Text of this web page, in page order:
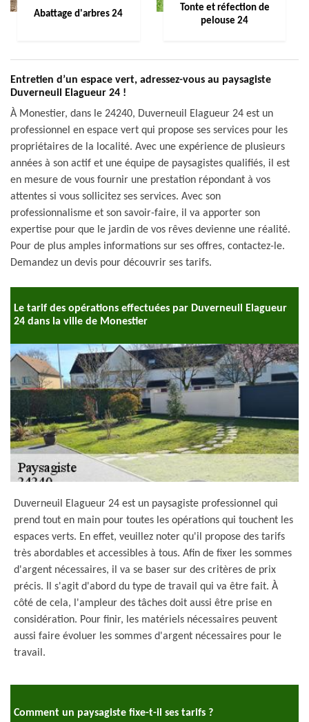
Abattage d'arbres 24
Tonte et réfection de
pelouse 24
Entretien d’un espace vert, adressez-vous au paysagiste
Duverneuil Elagueur 24 !
À Monestier, dans le 24240, Duverneuil Elagueur 24 est un
professionnel en espace vert qui propose ses services pour les
propriétaires de la localité. Avec une expérience de plusieurs
années à son actif et une équipe de paysagistes qualifiés, il est
en mesure de vous fournir une prestation répondant à vos
attentes si vous sollicitez ses services. Avec son
professionnalisme et son savoir-faire, il va apporter son
expertise pour que le jardin de vos rêves devienne une réalité.
Pour de plus amples informations sur ses offres, contactez-le.
Demandez un devis pour découvrir ses tarifs.
Le tarif des opérations effectuées par Duverneuil Elagueur
24 dans la ville de Monestier
Duverneuil Elagueur 24 est un paysagiste professionnel qui
prend tout en main pour toutes les opérations qui touchent les
espaces verts. En effet, veuillez noter qu'il propose des tarifs
très abordables et accessibles à tous. Afin de fixer les sommes
d'argent nécessaires, il va se baser sur des critères de prix
précis. Il s'agit d'abord du type de travail qui va être fait. À
côté de cela, l'ampleur des tâches doit aussi être prise en
considération. Pour finir, les matériels nécessaires peuvent
aussi faire évoluer les sommes d'argent nécessaires pour le
travail.
Comment un paysagiste fixe-t-il ses tarifs ?